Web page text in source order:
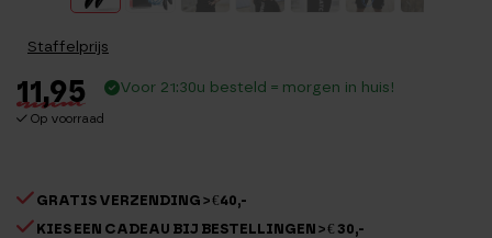
Staffelprijs
11,95
Op voorraad
Voor 21:30u besteld = morgen in huis!
GRATIS VERZENDING > €40,-
KIES EEN CADEAU BIJ BESTELLINGEN > € 30,-